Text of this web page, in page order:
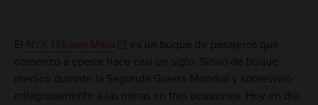
El NYK Hikawa Maru
es un buque de pasajeros que
comenzó a operar hace casi un siglo. Sirvió de buque
médico durante la Segunda Guerra Mundial y sobrevivió
milagrosamente a las minas en tres ocasiones. Hoy en día